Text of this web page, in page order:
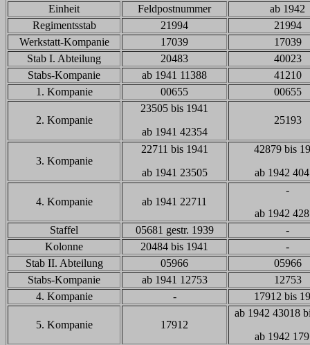
Einheit Feldpostnummer
ab 1942
Regimentsstab
21994
21994
Werkstatt-Kompanie
17039
17039
Stab I. Abteilung
20483
40023
Stabs-Kompanie
ab 1941 11388
41210
1. Kompanie
00655 00655
2. Kompanie
23505 bis 1941
ab 1941 42354
25193
3. Kompanie
22711 bis 1941
ab 1941 23505
42879 bis
ab 1942
4. Kompanie ab 1941 22711
-
ab 1942
Staffel
05681 gestr. 1939
-
Kolonne
20484 bis 1941
-
Stab II. Abteilung
05966
05966
Stabs-Kompanie
ab 1941 12753
12753
4. Kompanie
- 17912 bis
5. Kompanie 17912
ab 1942 43018
ab 1942